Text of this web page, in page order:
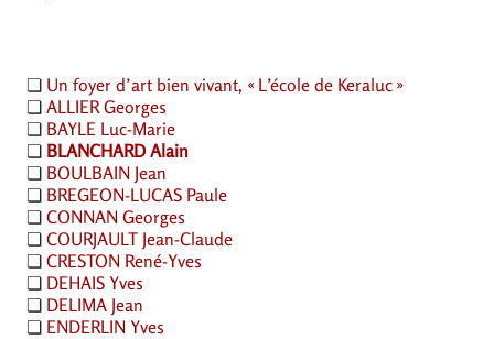
❏ Un foyer d’art bien vivant, « L’école de Keraluc »
❏ ALLIERGeorges
❏ BAYLE Luc-Marie
❏ BLANCHARD Alain
❏ BOULBAIN Jean
❏ BREGEON-LUCAS Paule
❏ CONNAN Georges
❏ COURJAULT Jean-Claude
❏ CRESTON René-Yves
❏ DEHAIS Yves
❏ DELIMA Jean
❏ ENDERLIN Yves